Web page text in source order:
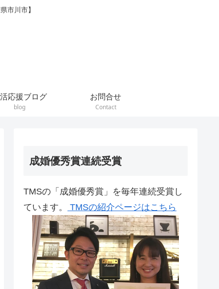
市川市】
応援ブログ
blog
お問合せ
Contact
成婚優秀賞連続受賞
TMSの「成婚優秀賞」を毎年連続受賞し
ています。
TMSの紹介ページはこちら